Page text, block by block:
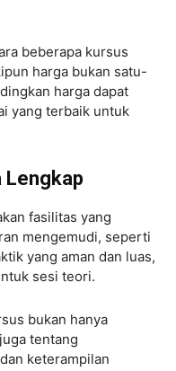
beberapa kursus
harga bukan satu-
harga dapat
yang terbaik untuk
Lengkap
fasilitas yang
mengemudi, seperti
yang aman dan luas,
sesi teori.
bukan hanya
tentang
keterampilan